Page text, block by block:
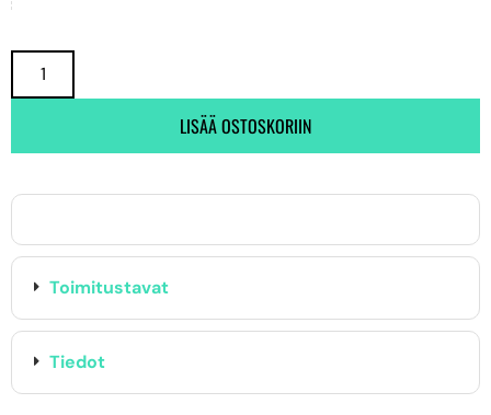
LISÄÄ OSTOSKORIIN
Toimitustavat
Tiedot